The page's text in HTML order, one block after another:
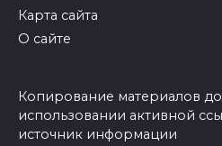
Карта сайта
О сайте
Копирование материалов
использовании активной
источник информации